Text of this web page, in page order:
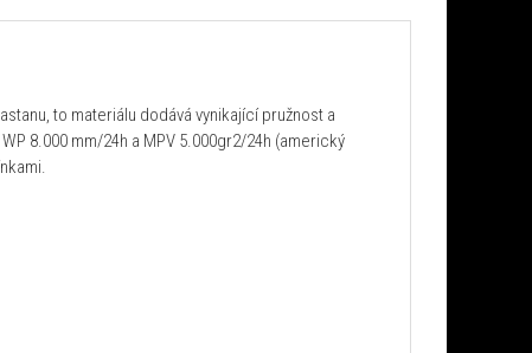
to materiálu dodává vynikající pružnost a
8.000 mm/24h a MPV 5.000gr2/24h (americký